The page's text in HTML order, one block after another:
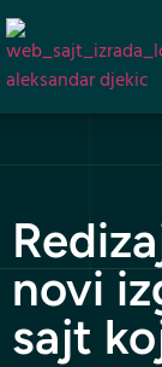
novi
sajt